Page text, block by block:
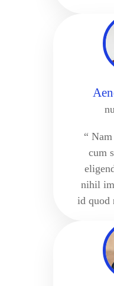
“
cum
nihil
id quod